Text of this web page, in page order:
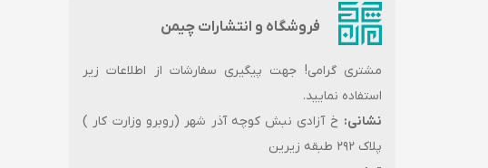
فروشگاه و انتشارات چیمن
مشتری گرامی! جهت پیگیری سفارشات از اطلاعات زیر
استفاده نمایید.
نشانی: خ آزادی نبش کوچه آذر شهر (روبرو وزارت کار )
پلاک ۲۹۲ طبقه زیرین